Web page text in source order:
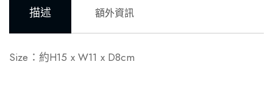
描述 額外資訊
Size：約H15 x W11 x D8cm